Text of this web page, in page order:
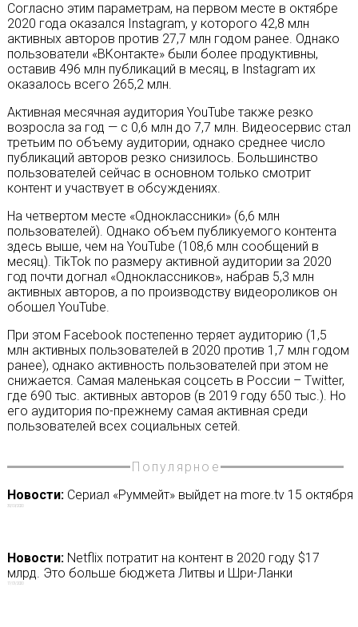
Согласно этим параметрам, на первом месте в октябре
2020 года оказался Instagram, у которого 42,8 млн
активных авторов против 27,7 млн годом ранее. Однако
пользователи «ВКонтакте» были более продуктивны,
оставив 496 млн публикаций в месяц, в Instagram их
оказалось всего 265,2 млн.
Активная месячная аудитория YouTube также резко
возросла за год — c 0,6 млн до 7,7 млн. Видеосервис стал
третьим по объему аудитории, однако среднее число
публикаций авторов резко снизилось. Большинство
пользователей сейчас в основном только смотрит
контент и участвует в обсуждениях.
На четвертом месте «Одноклассники» (6,6 млн
пользователей). Однако объем публикуемого контента
здесь выше, чем на YouTube (108,6 млн сообщений в
месяц). TikTok по размеру активной аудитории за 2020
год почти догнал «Одноклассников», набрав 5,3 млн
активных авторов, а по производству видеороликов он
обошел YouTube.
При этом Facebook постепенно теряет аудиторию (1,5
млн активных пользователей в 2020 против 1,7 млн годом
ранее), однако активность пользователей при этом не
снижается. Самая маленькая соцсеть в России – Twitter,
где 690 тыс. активных авторов (в 2019 году 650 тыс.). Но
его аудитория по-прежнему самая активная среди
пользователей всех социальных сетей.
Популярное
Новости:Сериал «Руммейт» выйдет на more.tv 15 октября
30/09/2020
Новости:Netflix потратит на контент в 2020 году $17
млрд. Это больше бюджета Литвы и Шри-Ланки
17/01/2020